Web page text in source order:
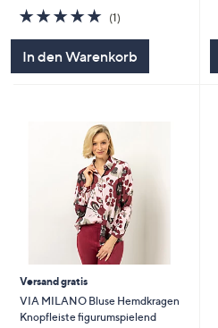
5.0
von
5
(1)
In den Warenkorb
Versand gratis
VIA MILANO Bluse Hemdkragen
Knopfleiste figurumspielend